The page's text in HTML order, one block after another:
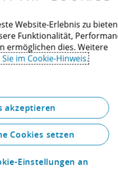
Sie uns!
Website-Erlebnis zu
Funktionalität,
ermöglichen dies. Weitere
im Cookie-Hinweis.
akzeptieren
Cookies setzen
Einstellungen an